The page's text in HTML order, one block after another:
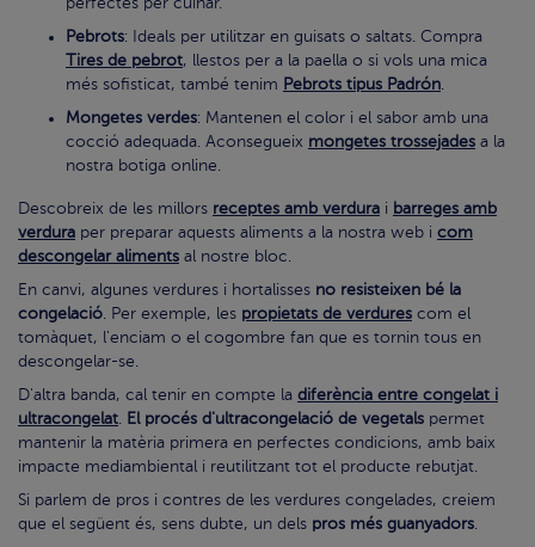
perfectes per cuinar.
Pebrots: Ideals per utilitzar en guisats o saltats. Compra
Tires de pebrot, llestos per a la paella o si vols una mica
més sofisticat, també tenim Pebrots tipus Padrón.
Mongetes verdes: Mantenen el color i el sabor amb una
cocció adequada. Aconsegueix mongetes trossejades a la
nostra botiga online.
Descobreix de les millors receptes amb verdura i barreges amb
verdura per preparar aquests aliments a la nostra web i com
descongelar aliments al nostre bloc.
En canvi, algunes verdures i hortalisses no resisteixen bé la
congelació. Per exemple, les propietats de verdures com el
tomàquet, l'enciam o el cogombre fan que es tornin tous en
descongelar-se.
D'altra banda, cal tenir en compte la diferència entre congelat i
ultracongelat. El procés d'ultracongelació de vegetals permet
mantenir la matèria primera en perfectes condicions, amb baix
impacte mediambiental i reutilitzant tot el producte rebutjat.
Si parlem de pros i contres de les verdures congelades, creiem
que el següent és, sens dubte, un dels pros més guanyadors.